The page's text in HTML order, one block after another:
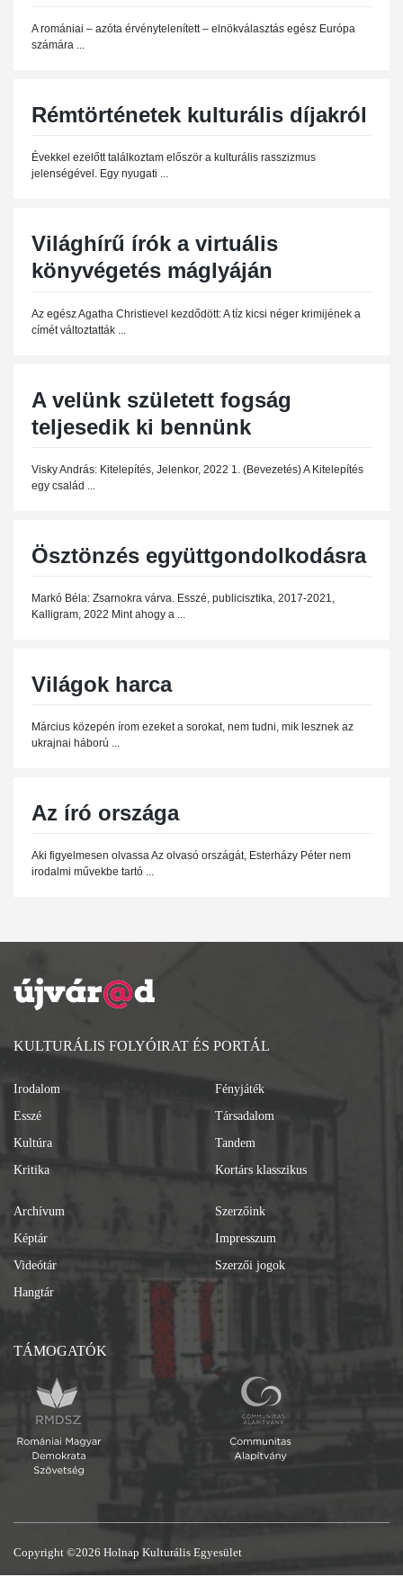
A romániai – azóta érvénytelenített – elnökválasztás egész Európa
számára ...
Rémtörténetek kulturális díjakról
Évekkel ezelőtt találkoztam először a kulturális rasszizmus
jelenségével. Egy nyugati ...
Világhírű írók a virtuális
könyvégetés máglyáján
Az egész Agatha Christievel kezdődött: A tíz kicsi néger krimijének a
címét változtatták ...
A velünk született fogság
teljesedik ki bennünk
Visky András: Kitelepítés, Jelenkor, 2022 1. (Bevezetés) A Kitelepítés
egy család ...
Ösztönzés együttgondolkodásra
Markó Béla: Zsarnokra várva. Esszé, publicisztika, 2017-2021,
Kalligram, 2022 Mint ahogy a ...
Világok harca
Március közepén írom ezeket a sorokat, nem tudni, mik lesznek az
ukrajnai háború ...
Az író országa
Aki figyelmesen olvassa Az olvasó országát, Esterházy Péter nem
irodalmi művekbe tartó ...
KULTURÁLIS FOLYÓIRAT ÉS PORTÁL
Irodalom
Esszé
Kultúra
Kritika
Fényjáték
Társadalom
Tandem
Kortárs klasszikus
Archívum
Képtár
Videótár
Hangtár
Szerzőink
Impresszum
Szerzői jogok
TÁMOGATÓK
Copyright ©2026 Holnap Kulturális Egyesület